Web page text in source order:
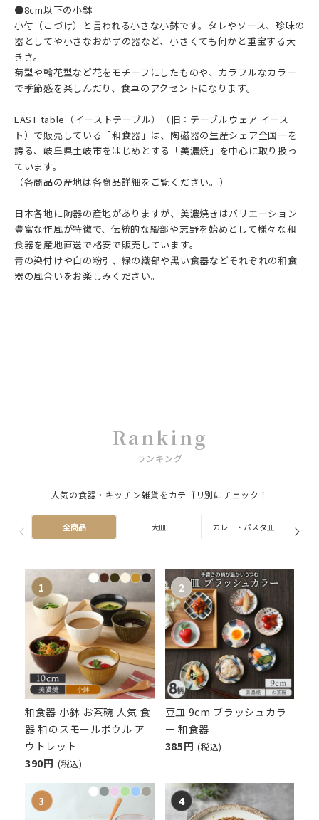
●8cm以下の小鉢
小付（こづけ）と言われる小さな小鉢です。タレやソース、珍味の
器としてや小さなおかずの器など、小さくても何かと重宝する大
きさ。
菊型や輪花型など花をモチーフにしたものや、カラフルなカラー
で季節感を楽しんだり、食卓のアクセントになります。
EAST table（イーストテーブル）（旧：テーブルウェア イース
ト）で販売している「和食器」は、陶磁器の生産シェア全国一を
誇る、岐阜県土岐市をはじめとする「美濃焼」を中心に取り扱っ
ています。
（各商品の産地は各商品詳細をご覧ください。）
日本各地に陶器の産地がありますが、美濃焼きはバリエーション
豊富な作風が特徴で、伝統的な織部や志野を始めとして様々な和
食器を産地直送で格安で販売しています。
青の染付けや白の粉引、緑の織部や黒い食器などそれぞれの和食
器の風合いをお楽しみください。
Ranking
ランキング
人気の食器・キッチン雑貨をカテゴリ別にチェック！
全商品 大皿 カレー・パスタ皿
和食器 小鉢 お茶碗 人気 食
器 和のスモールボウル ア
ウトレット
390円 (税込)
豆皿 9cm ブラッシュカラ
ー 和食器
385円 (税込)